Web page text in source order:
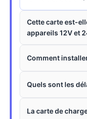
Cette carte est-
appareils 12V et
Comment
Quels sont les
La carte de